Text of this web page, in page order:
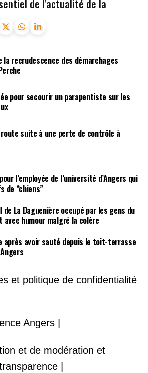
de l'actualité de la
recrudescence des démarchages
pour secourir un parapentiste sur les
suite à une perte de contrôle à
l’employée de l’université d’Angers qui
de “chiens”
La Daguenière occupé par les gens du
humour malgré la colère
après avoir sauté depuis le toit-terrasse
et politique de confidentialité
Angers |
et de modération et
|